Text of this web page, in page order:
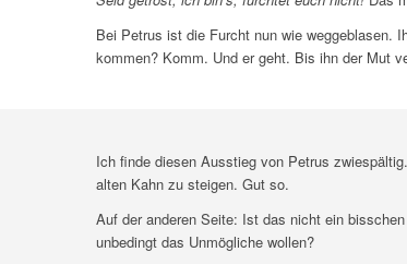
Bei Petrus ist die Furcht nun wie weggeblasen.
kommen? Komm. Und er geht. Bis ihn der Mut
Ich finde diesen Ausstieg von Petrus
alten Kahn zu steigen. Gut so.
Auf der anderen Seite: Ist das nicht ein
unbedingt das Unmögliche wollen?